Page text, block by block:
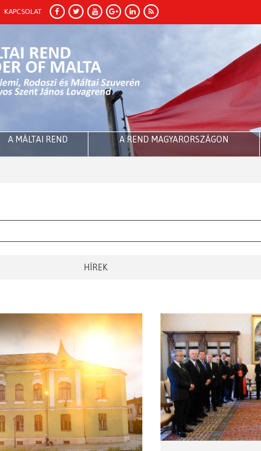
KAPCSOLAT
A MÁLTAI REND A REND MAGYARORSZÁGON
HÍREK